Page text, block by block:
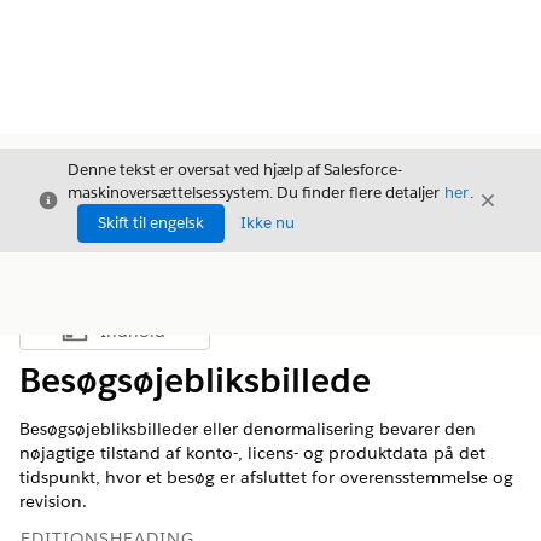
Luk
Denne tekst er oversat ved hjælp af Salesforce-
maskinoversættelsessystem. Du finder flere detaljer her.
Skift til engelsk
Ikke nu
Luk
Vis indholdsfortegnelse
Indhold
Besøgsøjebliksbillede
Besøgsøjebliksbilleder eller denormalisering bevarer den
nøjagtige tilstand af konto-, licens- og produktdata på det
tidspunkt, hvor et besøg er afsluttet for overensstemmelse og
revision.